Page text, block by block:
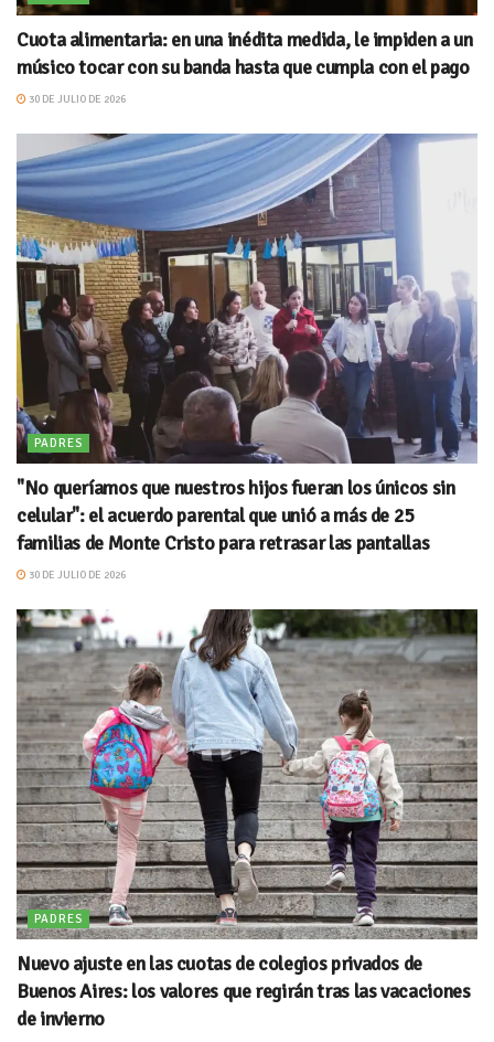
Cuota alimentaria: en una inédita medida, le impiden a un
músico tocar con su banda hasta que cumpla con el pago
30 DE JULIO DE 2026
PADRES
"No queríamos que nuestros hijos fueran los únicos sin
celular": el acuerdo parental que unió a más de 25
familias de Monte Cristo para retrasar las pantallas
30 DE JULIO DE 2026
PADRES
Nuevo ajuste en las cuotas de colegios privados de
Buenos Aires: los valores que regirán tras las vacaciones
de invierno